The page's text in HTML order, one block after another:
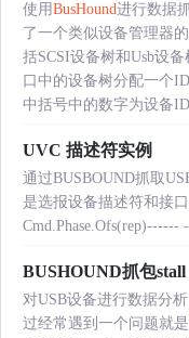
使用BusHound进行数据
了一个类似设备管理器
括SCSI设备树和Usb设
口中的设备树分配一个
中括号中的数字为设备
UVC 描述符实例
通过BUSBOUND抓取
是选报设备描述符和接口
BUSHOUND抓包stall
对USB设备进行数据分
过经常遇到一个问题就